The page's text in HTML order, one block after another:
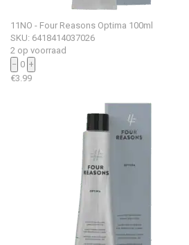
11NO - Four Reasons Optima 100ml
SKU: 6418414037026
2 op voorraad
− 0 +
€3.99